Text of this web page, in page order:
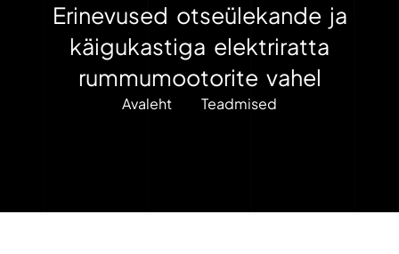
Erinevused otseülekande ja
käigukastiga elektriratta
rummumootorite vahel
Avaleht Teadmised